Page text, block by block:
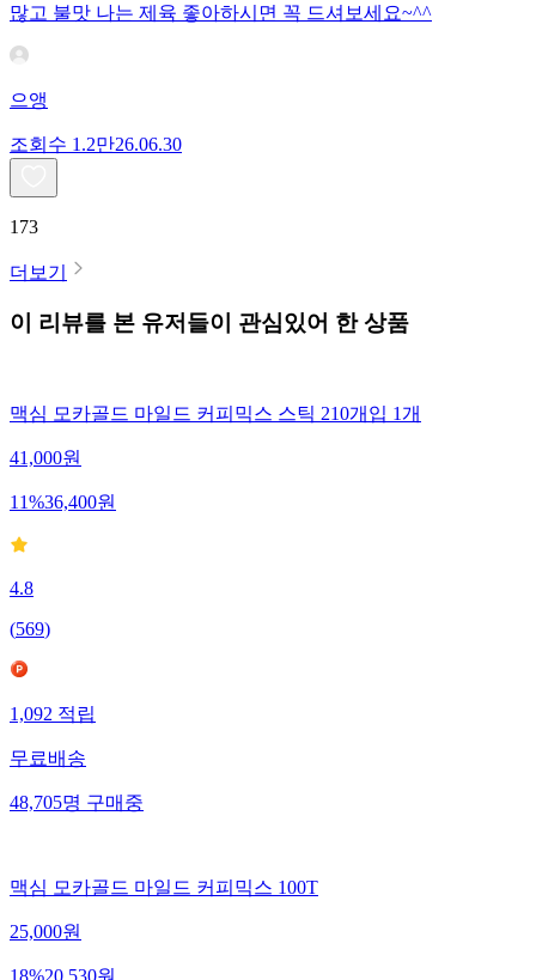
많고 불맛 나는 제육 좋아하시면 꼭 드셔보세요~^^
으앵
조회수 1.2만26.06.30
173
더보기
이 리뷰를 본 유저들이 관심있어 한 상품
맥심 모카골드 마일드 커피믹스 스틱 210개입 1개
41,000원
11%36,400원
4.8
(569)
1,092 적립
무료배송
48,705명 구매중
맥심 모카골드 마일드 커피믹스 100T
25,000원
18%20,530원